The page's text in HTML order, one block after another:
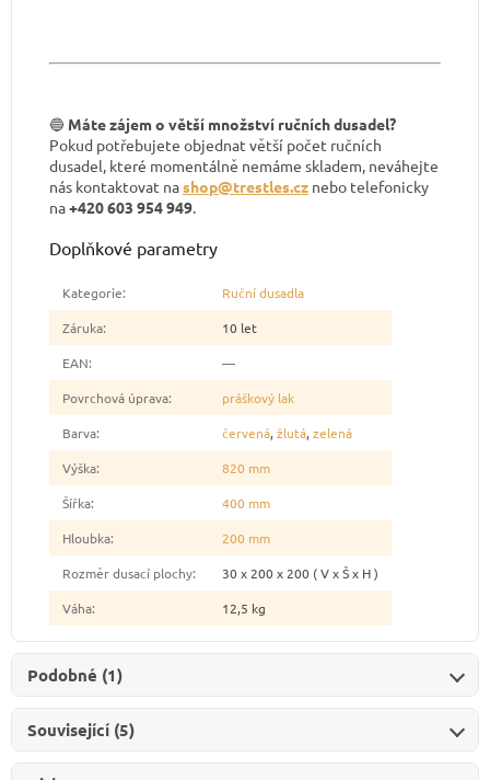
🔵 Máte zájem o větší množství ručních dusadel?
Pokud potřebujete objednat větší počet ručních
dusadel, které momentálně nemáme skladem, neváhejte
nás kontaktovat nashop@trestles.cz nebo telefonicky
na+420 603 954 949.
Doplňkové parametry
Kategorie:
Ruční dusadla
Záruka:
10 let
EAN:
—
Povrchová úprava:
práškový lak
Barva: červená, žlutá, zelená
Výška:
820 mm
Šířka:
400 mm
Hloubka:
200 mm
Rozměr dusací plochy:
30 x 200 x 200 ( V x Š x H )
Váha: 12,5 kg
Podobné (1)
Související (5)